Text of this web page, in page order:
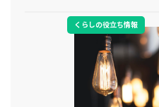
くらしの役立ち情報